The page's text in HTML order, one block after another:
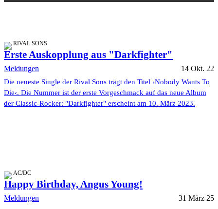
RIVAL SONS
Erste Auskopplung aus "Darkfighter"
Meldungen 14 Okt. 22
Die neueste Single der Rival Sons trägt den Titel ›Nobody Wants To
Die‹. Die Nummer ist der erste Vorgeschmack auf das neue Album
der Classic-Rocker: "Darkfighter" erscheint am 10. März 2023.
AC/DC
Happy Birthday, Angus Young!
Meldungen 31 März 25